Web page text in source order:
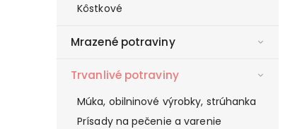
Kôstkové
Mrazené potraviny
Trvanlivé potraviny
Múka, obilninové výrobky, strúhanka
Prísady na pečenie a varenie